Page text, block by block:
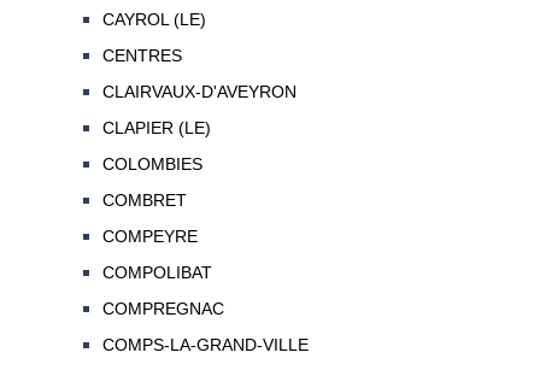
CAYROL (LE)
CENTRES
CLAIRVAUX-D'AVEYRON
CLAPIER (LE)
COLOMBIES
COMBRET
COMPEYRE
COMPOLIBAT
COMPREGNAC
COMPS-LA-GRAND-VILLE